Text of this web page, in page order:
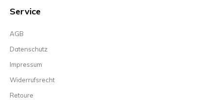
Service
AGB
Datenschutz
Impressum
Widerrufsrecht
Retoure